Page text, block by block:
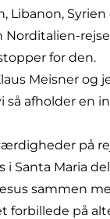
Libanon,
Norditalien-
for den.
Meisner
afholder en
på
i Santa Maria
sammen
på